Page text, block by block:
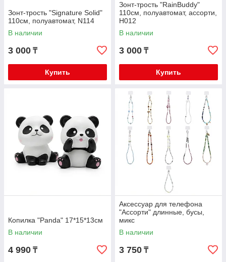
Зонт-трость "Signature Solid"
110см, полуавтомат, N114
В наличии
3 000 ₸
Купить
Зонт-трость "RainBuddy"
110см, полуавтомат, ассорти,
H012
В наличии
3 000 ₸
Купить
Копилка "Panda" 17*15*13см
В наличии
4 990 ₸
Аксессуар для телефона
"Ассорти" длинные, бусы,
микс
В наличии
3 750 ₸